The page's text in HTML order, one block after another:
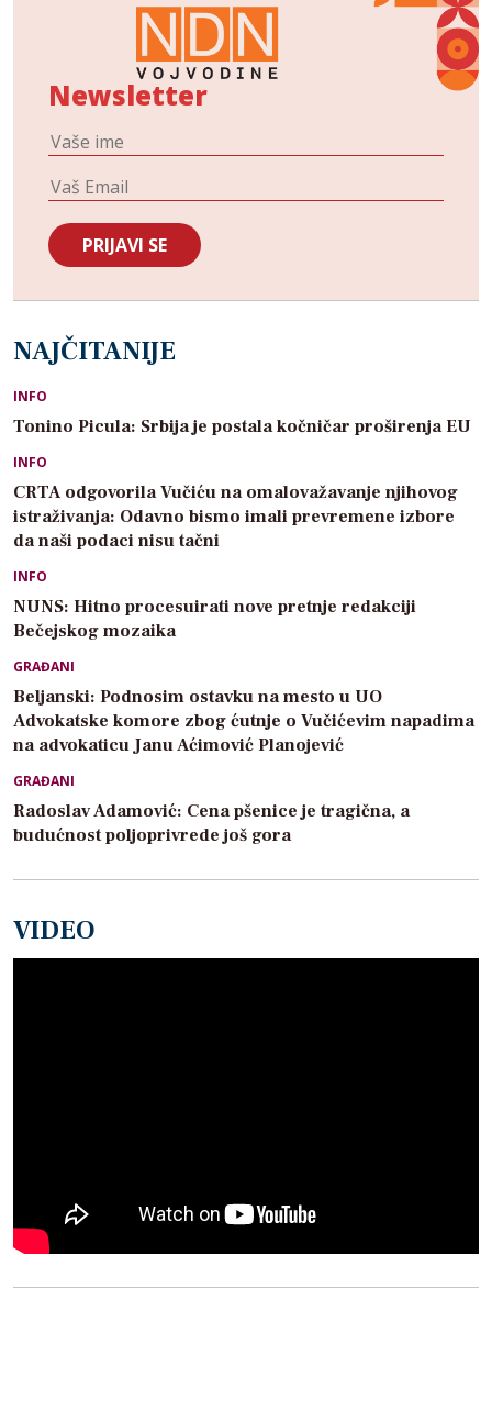
Newsletter
NAJČITANIJE
INFO
Tonino Picula: Srbija je postala kočničar proširenja EU
INFO
CRTA odgovorila Vučiću na omalovažavanje njihovog
istraživanja: Odavno bismo imali prevremene izbore
da naši podaci nisu tačni
INFO
NUNS: Hitno procesuirati nove pretnje redakciji
Bečejskog mozaika
GRAĐANI
Beljanski: Podnosim ostavku na mesto u UO
Advokatske komore zbog ćutnje o Vučićevim napadima
na advokaticu Janu Aćimović Planojević
GRAĐANI
Radoslav Adamović: Cena pšenice je tragična, a
budućnost poljoprivrede još gora
VIDEO